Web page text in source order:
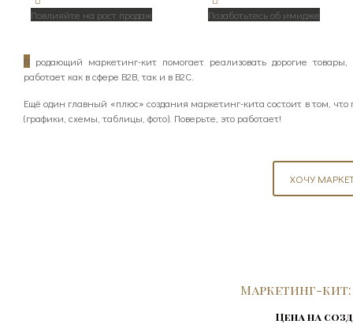
Повлияйте на рост продаж Позаботьтесь об имидже
П родающий маркетинг-кит помогает реализовать дорогие
работает как в сфере B2B, так и в B2C.
Ещё один главный «плюс» создания маркетинг-кита состоит в том,
(графики, схемы, таблицы, фото). Поверьте, это работает!
ХОЧУ
Маркетинг-
Цена на